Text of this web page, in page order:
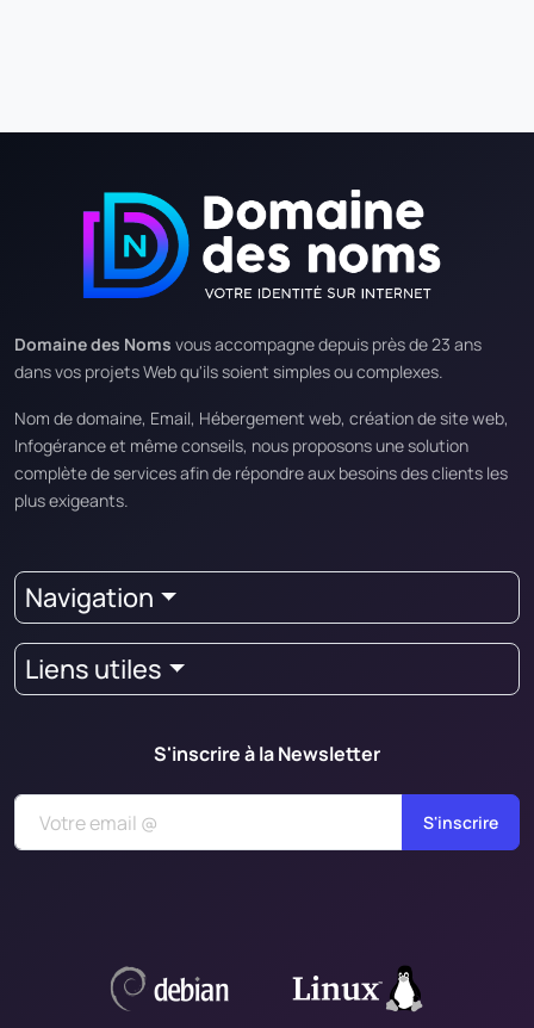
Domaine des Noms vous accompagne depuis près de 23 ans
dans vos projets Web qu'ils soient simples ou complexes.
Nom de domaine, Email, Hébergement web, création de site web,
Infogérance et même conseils, nous proposons une solution
complète de services afin de répondre aux besoins des clients les
plus exigeants.
Navigation
Liens utiles
S'inscrire à la Newsletter
S'inscrire